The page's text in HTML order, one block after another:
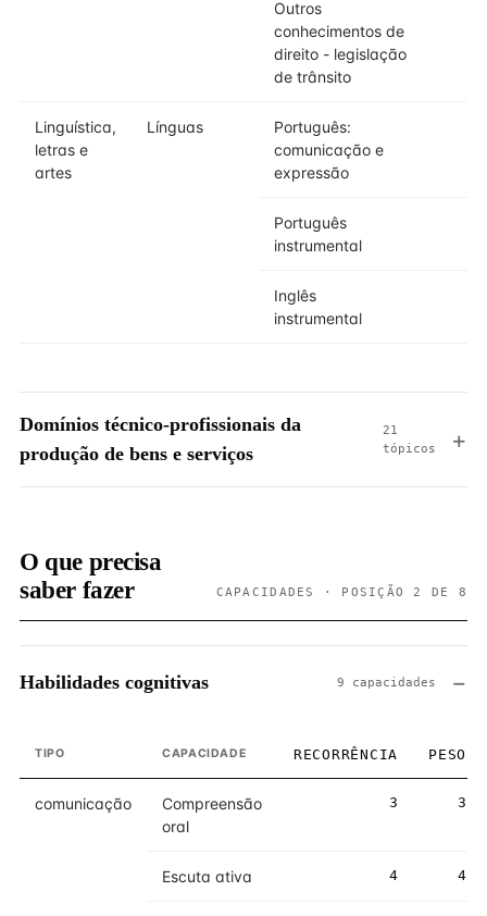
Outros
conhecimentos de
direito - legislação
de trânsito
Linguística,
letras e
artes
Línguas
Português:
comunicação e
expressão
Português
instrumental
Inglês
instrumental
Domínios técnico-profissionais da
produção de bens e serviços
21
tópicos
O que precisa
saber fazer
CAPACIDADES · POSIÇÃO 2 DE 8
Habilidades cognitivas 9 capacidades
TIPO CAPACIDADE RECORRÊNCIA PESO
comunicação
Compreensão
oral
3 3
Escuta ativa 4 4